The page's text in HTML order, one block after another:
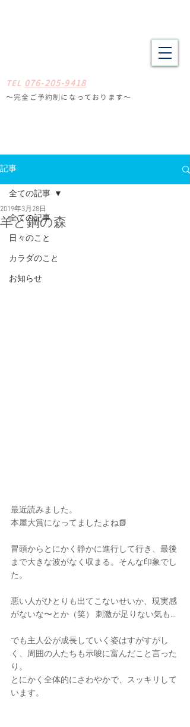
TEL 076-205-9418
〜完全ご予約制になっ ております〜
記事
全ての記事
日々のこと
カラダのこと
お知らせ
全ての記事
羊と鋼の森
2019年3月28日
最近読みました。
本屋大賞になってましたよね📗
冒頭からとにかく静かに進行して行き、最後
まで大きな波がなく収まる。そんな印象でし
た。
悪い人がひとりも出てこないせいか、現実感
がないな〜とか（笑） 刺激が足りない気も…
でも主人公が成長していく姿はすがすがし
く、周囲の人たちも示唆に富んだこと言った
り。
とにかく全体的にさわやかで、スッキリして
います。